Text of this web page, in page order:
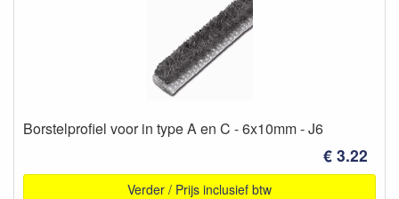
Borstelprofiel voor in type A en C - 6x10mm - J6
€ 3.22
Verder / Prijs inclusief btw